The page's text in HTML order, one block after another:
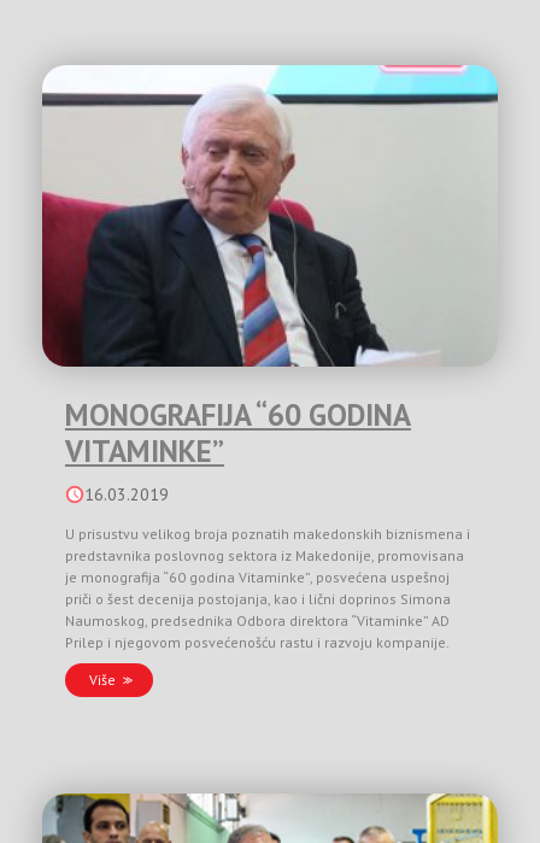
MONOGRAFIJA “60 GODINA
VITAMINKE”
16.03.2019
U prisustvu velikog broja poznatih makedonskih biznismena i
predstavnika poslovnog sektora iz Makedonije, promovisana
je monografija “60 godina Vitaminke”, posvećena uspešnoj
priči o šest decenija postojanja, kao i lični doprinos Simona
Naumoskog, predsednika Odbora direktora “Vitaminke” AD
Prilep i njegovom posvećenošću rastu i razvoju kompanije.
Više